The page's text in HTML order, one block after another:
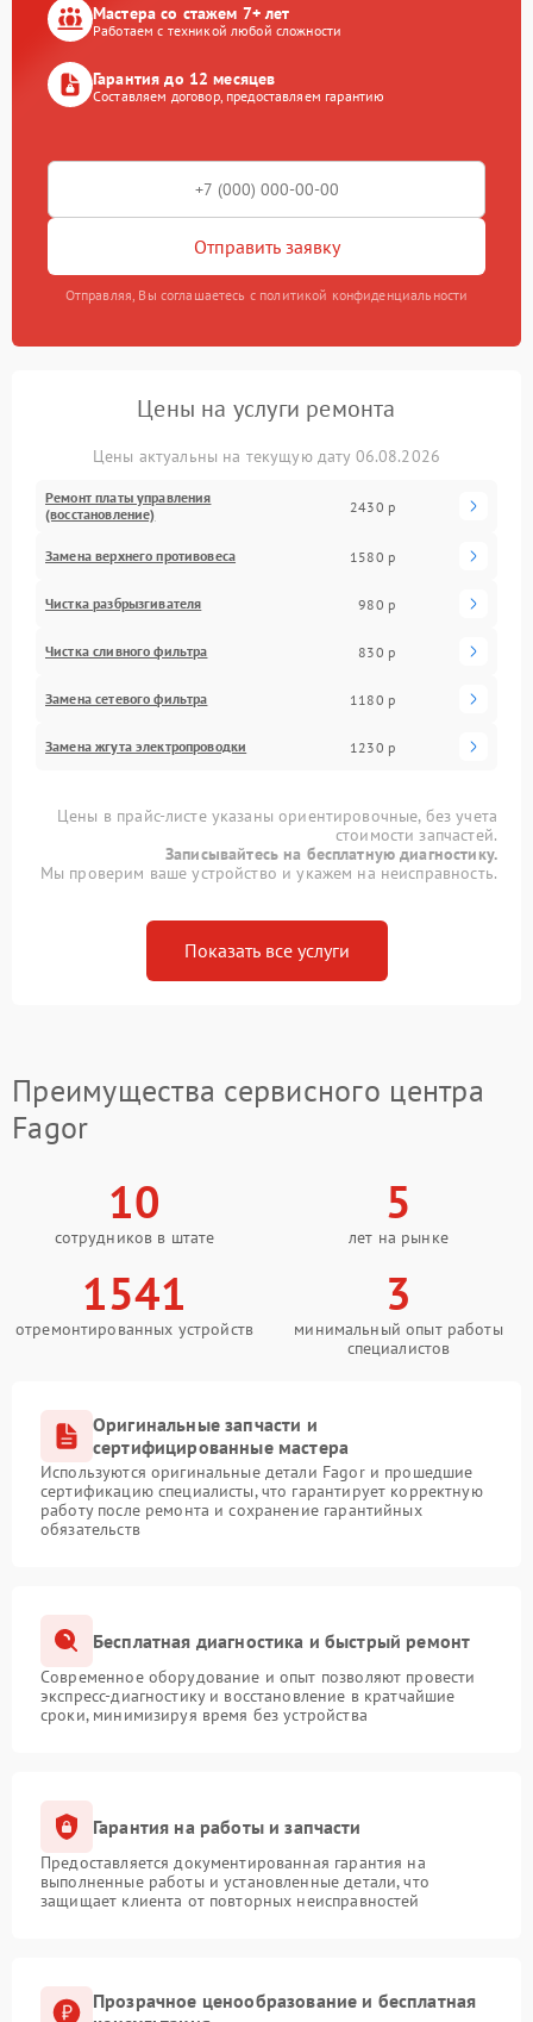
Мастера со стажем 7+ лет
Работаем с техникой любой сложности
Гарантия до 12 месяцев
Составляем договор, предоставляем гарантию
Отправить заявку
Отправляя, Вы соглашаетесь с политикой конфиденциальности
Цены на услуги ремонта
Цены актуальны на текущую дату 06.08.2026
Ремонт платы управления
(восстановление)
2430 р
Замена верхнего противовеса 1580 р
Чистка разбрызгивателя 980 р
Чистка сливного фильтра 830 р
Замена сетевого фильтра 1180 р
Замена жгута электропроводки 1230 р
Цены в прайс-листе указаны ориентировочные, без учета
стоимости запчастей.
Записывайтесь на бесплатную диагностику.
Мы проверим ваше устройство и укажем на неисправность.
Показать все услуги
Преимущества сервисного центра
Fagor
10
сотрудников в штате
5
лет на рынке
1541
отремонтированных устройств
3
минимальный опыт работы
специалистов
Оригинальные запчасти и
сертифицированные мастера
Используются оригинальные детали Fagor и прошедшие
сертификацию специалисты, что гарантирует корректную
работу после ремонта и сохранение гарантийных
обязательств
Бесплатная диагностика и быстрый ремонт
Современное оборудование и опыт позволяют провести
экспресс-диагностику и восстановление в кратчайшие
сроки, минимизируя время без устройства
Гарантия на работы и запчасти
Предоставляется документированная гарантия на
выполненные работы и установленные детали, что
защищает клиента от повторных неисправностей
Прозрачное ценообразование и бесплатная